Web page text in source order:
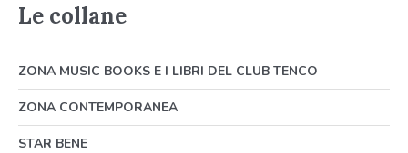
Le collane
ZONA MUSIC BOOKS E I LIBRI DEL CLUB TENCO
ZONA CONTEMPORANEA
STAR BENE